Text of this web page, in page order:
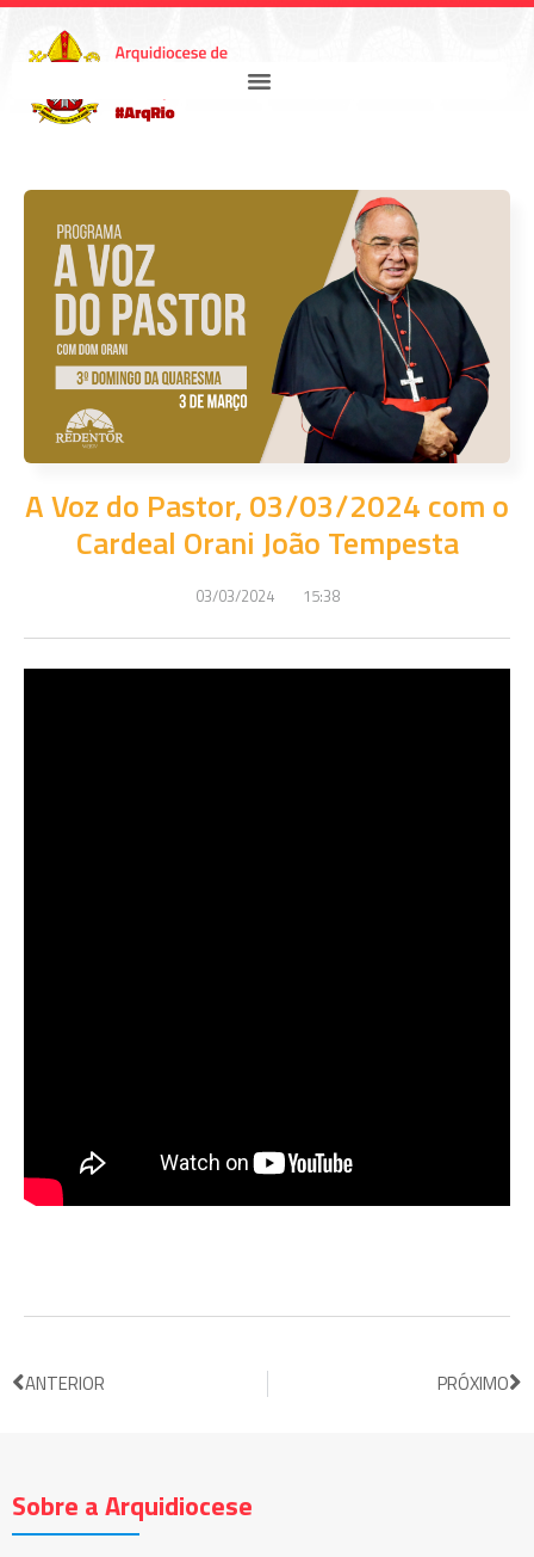
A Voz do Pastor, 03/03/2024 com o
Cardeal Orani João Tempesta
03/03/2024 15:38
ANTERIOR PRÓXIMO
Sobre a Arquidiocese